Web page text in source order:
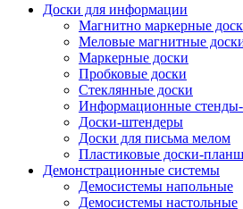
Доски для информации
Магнитно маркерные
Меловые магнитные
Маркерные доски
Пробковые доски
Стеклянные доски
Информационные
Доски-штендеры
Доски для письма мелом
Пластиковые доски-
Демонстрационные системы
Демосистемы напольные
Демосистемы настольные